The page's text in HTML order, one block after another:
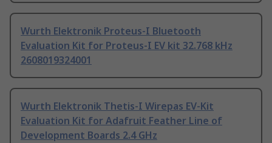
Wurth Elektronik Proteus-I Bluetooth
Evaluation Kit for Proteus-I EV kit 32.768 kHz
2608019324001
Wurth Elektronik Thetis-I Wirepas EV-Kit
Evaluation Kit for Adafruit Feather Line of
Development Boards 2.4 GHz